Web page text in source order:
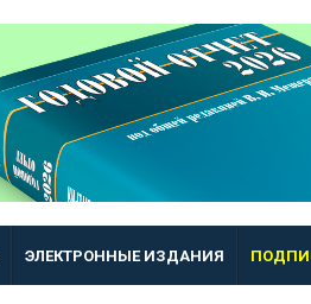
ЭЛЕКТРОННЫЕ ИЗДАНИЯ